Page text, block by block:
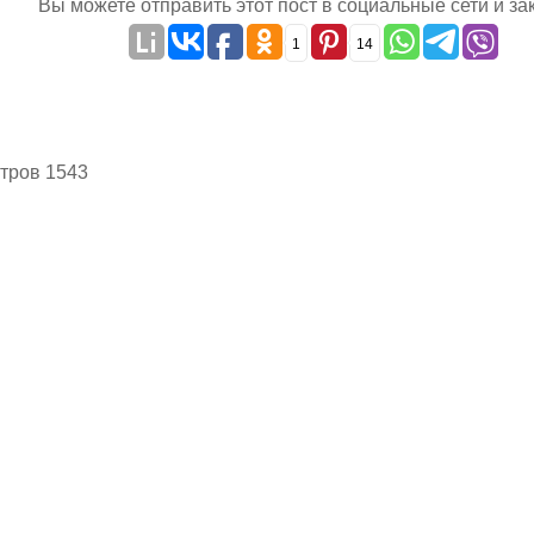
Вы можете отправить этот пост в социальные сети и
1 14
1543